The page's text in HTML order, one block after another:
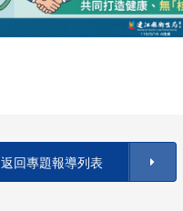
返回專題報導列表